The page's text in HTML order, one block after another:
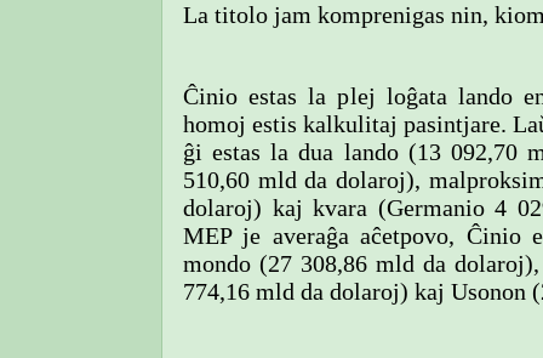
La titolo jam komprenigas nin,
Ĉinio estas la plej loĝata lando
homoj estis kalkulitaj pasintjare.
ĝi estas la dua lando (13 092,70
510,60 mld da dolaroj),
dolaroj) kaj kvara (Germanio 4
MEP je averaĝa aĉetpovo, Ĉinio
mondo (27 308,86 mld da
774,16 mld da dolaroj) kaj Usonon